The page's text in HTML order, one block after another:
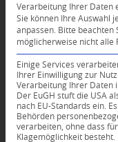
Verarbeitung Ihrer Daten
Sie können Ihre Auswahl
anpassen.
Bitte beachten
möglicherweise nicht alle
Einige Services
Ihrer Einwilligung zur
Verarbeitung Ihrer Daten
Der EuGH stuft die USA
nach EU-Standards ein.
Behörden
verarbeiten, ohne dass
Klagemöglichkeit besteht.